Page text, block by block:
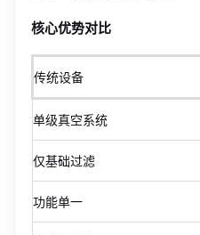
核心优势对比
传统设备
单级真空系统
仅基础过滤
功能单一